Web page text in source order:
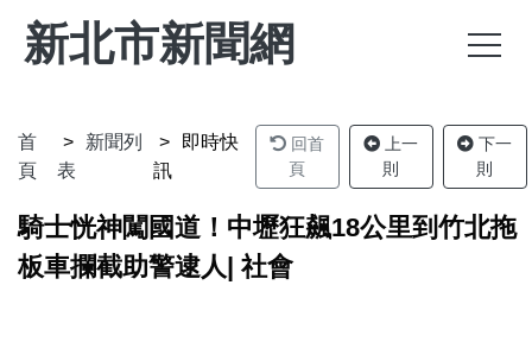
新北市新聞網
首
頁
新聞列
表
即時快
訊
回首
頁
上一
則
下一
則
騎士恍神闖國道！中壢狂飆18公里到竹北拖
板車攔截助警逮人| 社會